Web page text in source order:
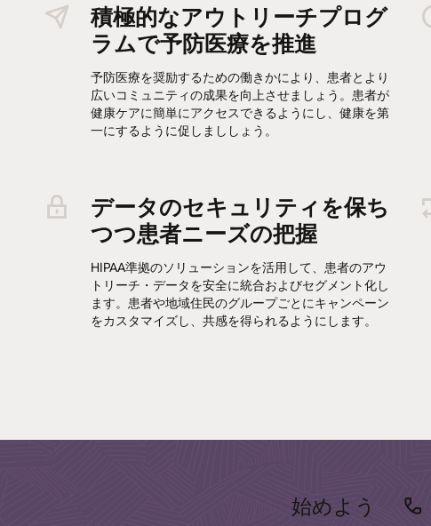
積極的なアウトリーチプログ
ラムで予防医療を推進
予防医療を奨励するための働きかにより、患者とより
広いコミュニティの成果を向上させましょう。患者が
健康ケアに簡単にアクセスできるようにし、健康を第
一にするように促しまししょう。
データのセキュリティを保ち
つつ患者ニーズの把握
HIPAA準拠のソリューションを活用して、患者のアウ
トリーチ・データを安全に統合およびセグメント化し
ます。患者や地域住民のグループごとにキャンペーン
をカスタマイズし、共感を得られるようにします。
始めよう